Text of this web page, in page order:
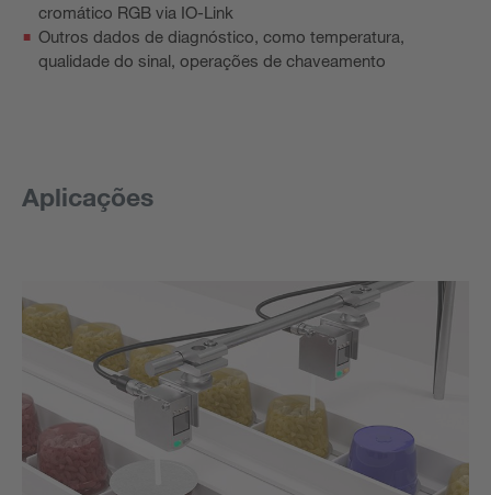
cromático RGB via IO-Link
Outros dados de diagnóstico, como temperatura,
qualidade do sinal, operações de chaveamento
Aplicações